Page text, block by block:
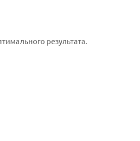
результата.